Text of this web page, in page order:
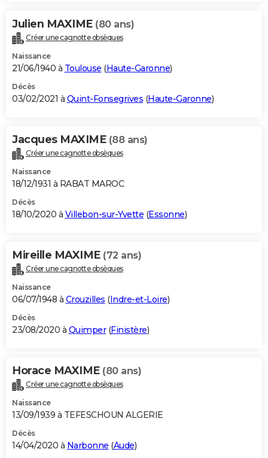
Julien MAXIME (80 ans)
Créer une cagnotte obsèques
Naissance
21/06/1940 à Toulouse (Haute-Garonne)
Décès
03/02/2021 à Quint-Fonsegrives (Haute-Garonne)
Jacques MAXIME (88 ans)
Créer une cagnotte obsèques
Naissance
18/12/1931 à RABAT MAROC
Décès
18/10/2020 à Villebon-sur-Yvette (Essonne)
Mireille MAXIME (72 ans)
Créer une cagnotte obsèques
Naissance
06/07/1948 à Crouzilles (Indre-et-Loire)
Décès
23/08/2020 à Quimper(Finistère)
Horace MAXIME (80 ans)
Créer une cagnotte obsèques
Naissance
13/09/1939 à TEFESCHOUN ALGERIE
Décès
14/04/2020 à Narbonne (Aude)